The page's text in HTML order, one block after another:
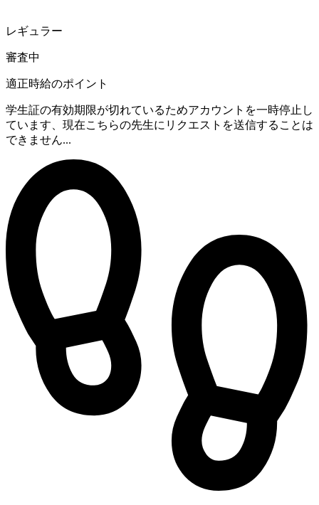
レギュラー
審査中
適正時給のポイント
学生証の有効期限が切れているためアカウントを一時停止し
ています、現在こちらの先生にリクエストを送信することは
できません...